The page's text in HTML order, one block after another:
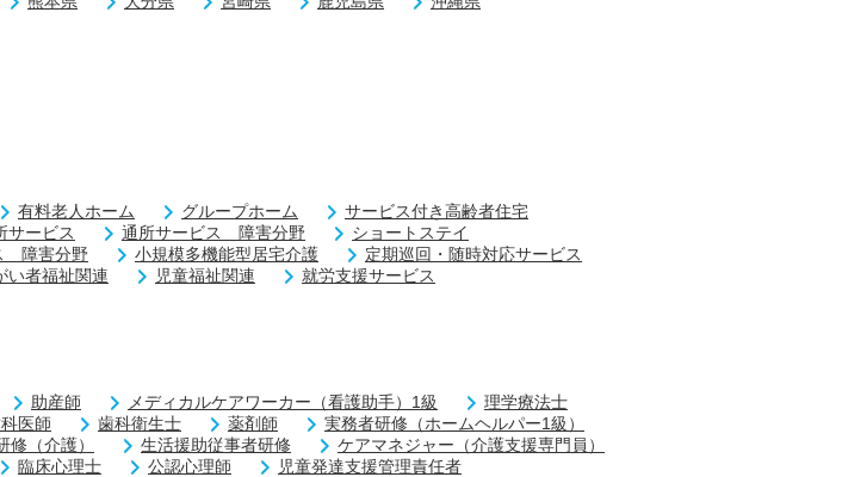
有料老人ホーム グループホーム
サービス付き高齢者住宅
サービス 通所サービス 障害分野
ショートステイ
障害分野 小規模多機能型居宅介護
定期巡回・随時対応サービス
い者福祉関連 児童福祉関連
就労支援サービス
助産師 メディカルケアワーカー（看護助手）1級
理学療法士
医師 歯科衛生士 薬剤師
実務者研修（ホームヘルパー1級）
修（介護） 生活援助従事者研修
ケアマネジャー（介護支援専門員）
臨床心理士 公認心理師
児童発達支援管理責任者